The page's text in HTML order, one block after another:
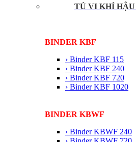
TỦ VI KHÍ
BINDER KBF
› Binder KBF 115
› Binder KBF 240
› Binder KBF 720
› Binder KBF 1020
BINDER KBWF
› Binder KBWF 240